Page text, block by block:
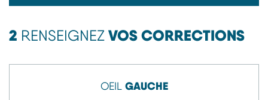
2 RENSEIGNEZ VOS CORRECTIONS
OEIL GAUCHE